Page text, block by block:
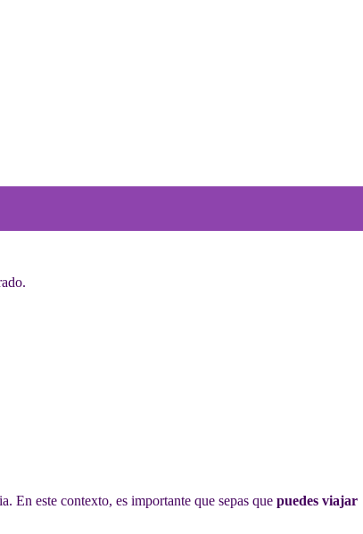
En este contexto, es importante que sepas que puedes viajar